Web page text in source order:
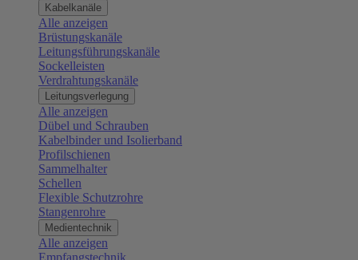
Kabelkanäle
Alle anzeigen
Brüstungskanäle
Leitungsführungskanäle
Sockelleisten
Verdrahtungskanäle
Leitungsverlegung
Alle anzeigen
Dübel und Schrauben
Kabelbinder und Isolierband
Profilschienen
Sammelhalter
Schellen
Flexible Schutzrohre
Stangenrohre
Medientechnik
Alle anzeigen